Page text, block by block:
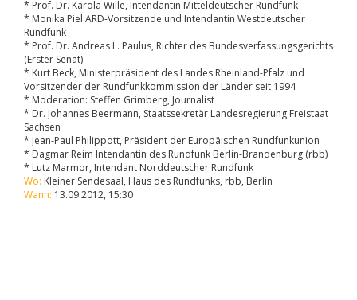
* Prof. Dr. Karola Wille, Intendantin Mitteldeutscher Rundfunk
* Monika Piel ARD-Vorsitzende und Intendantin Westdeutscher
Rundfunk
* Prof. Dr. Andreas L. Paulus, Richter des Bundesverfassungsgerichts
(Erster Senat)
* Kurt Beck, Ministerpräsident des Landes Rheinland-Pfalz und
Vorsitzender der Rundfunkkommission der Länder seit 1994
* Moderation: Steffen Grimberg, Journalist
* Dr. Johannes Beermann, Staatssekretär Landesregierung Freistaat
Sachsen
* Jean-Paul Philippott, Präsident der Europäischen Rundfunkunion
* Dagmar Reim Intendantin des Rundfunk Berlin-Brandenburg (rbb)
* Lutz Marmor, Intendant Norddeutscher Rundfunk
Wo: Kleiner Sendesaal, Haus des Rundfunks, rbb, Berlin
Wann: 13.09.2012, 15:30